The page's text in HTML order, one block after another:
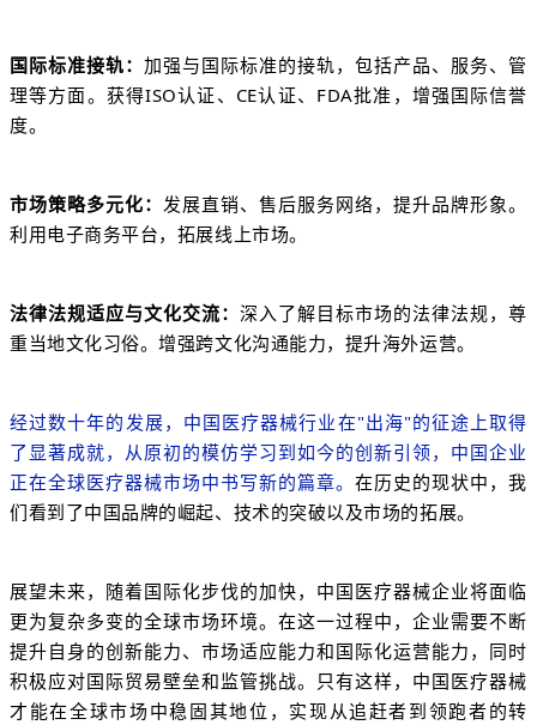
国际标准接轨：加强与国际标准的接轨，包括产品、服务、管
理等方面。获得ISO认证、CE认证、FDA批准，增强国际信誉
度。
市场策略多元化：发展直销、售后服务网络，提升品牌形象。
利用电子商务平台，拓展线上市场。
法律法规适应与文化交流：深入了解目标市场的法律法规，尊
重当地文化习俗。增强跨文化沟通能力，提升海外运营。
经过数十年的发展，中国医疗器械行业在"出海"的征途上取得
了显著成就，从原初的模仿学习到如今的创新引领，中国企业
正在全球医疗器械市场中书写新的篇章。在历史的现状中，我
们看到了中国品牌的崛起、技术的突破以及市场的拓展。
展望未来，随着国际化步伐的加快，中国医疗器械企业将面临
更为复杂多变的全球市场环境。在这一过程中，企业需要不断
提升自身的创新能力、市场适应能力和国际化运营能力，同时
积极应对国际贸易壁垒和监管挑战。只有这样，中国医疗器械
才能在全球市场中稳固其地位，实现从追赶者到领跑者的转